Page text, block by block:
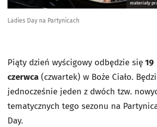
materiały
Ladies Day na Partynicach
Piąty dzień wyścigowy odbędzie się19
czerwca (czwartek) w Boże Ciało.
jednocześnie jeden z dwóch tzw.
tematycznych tego sezonu na
Day.